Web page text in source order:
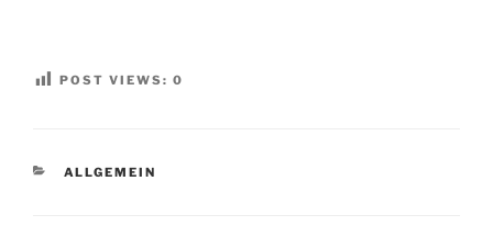
POST VIEWS: 0
KATEGORIEN
ALLGEMEIN